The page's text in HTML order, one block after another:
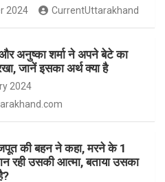
2024 CurrentUttarakhand
और अनुष्का शर्मा ने अपने बेटे का
जानें इसका अर्थ क्‍या है
2024
की बहन ने कहा, मरने के 1
रही उसकी आत्मा, बताया उसका